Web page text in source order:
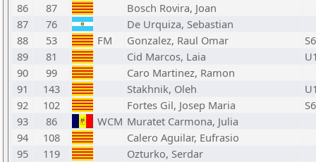
86
87
Bosch Rovira, Joan
87
76
De Urquiza, Sebastian
88
53 FM Gonzalez, Raul Omar
89
81 Cid Marcos, Laia
90
99
Caro Martinez, Ramon
91
143 Stakhnik, Oleh
92
102 Fortes Gil, Josep Maria
93
86 WCM Muratet Carmona, Julia
94
108
Calero Aguilar, Eufrasio
95
119
Ozturko, Serdar